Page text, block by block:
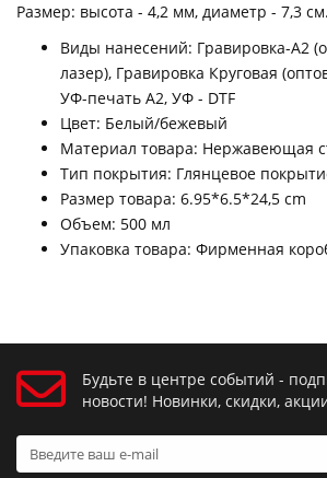
Размер: высота - 4,2 мм, диаметр - 7,3 см.
Виды нанесений: Гравировка-А2
лазер), Гравировка Круговая
УФ-печать А2, УФ - DTF
Цвет: Белый/бежевый
Материал товара: Нержавеющая
Тип покрытия: Глянцевое
Размер товара: 6.95*6.5*24,5 cm
Объем: 500 мл
Упаковка товара: Фирменная
Будьте в центре событий -
новости! Новинки, скидки,